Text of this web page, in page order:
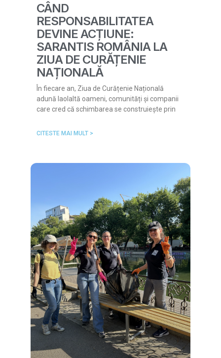
CÂND
RESPONSABILITATEA
DEVINE ACȚIUNE:
SARANTIS ROMÂNIA LA
ZIUA DE CURĂȚENIE
NAȚIONALĂ
În fiecare an, Ziua de Curățenie Națională
adună laolaltă oameni, comunități și companii
care cred că schimbarea se construiește prin
CITESTE MAI MULT >